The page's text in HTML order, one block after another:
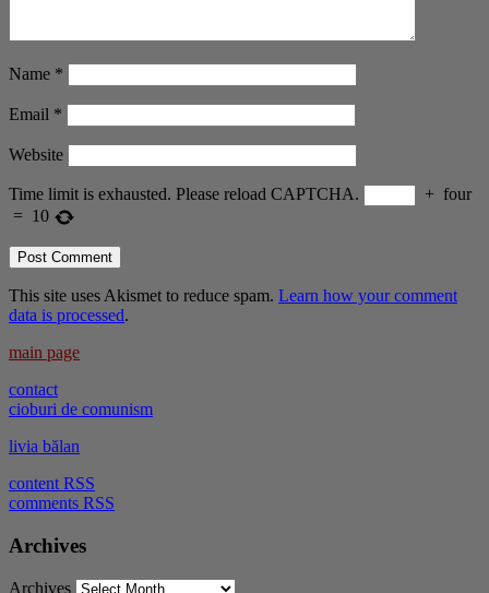
Name *
Email *
Website
Time limit is exhausted. Please reload CAPTCHA. + four
= 10
This site uses Akismet to reduce spam. Learn how your comment
data is processed.
main page
contact
cioburi de comunism
livia bălan
content RSS
comments RSS
Archives
Archives